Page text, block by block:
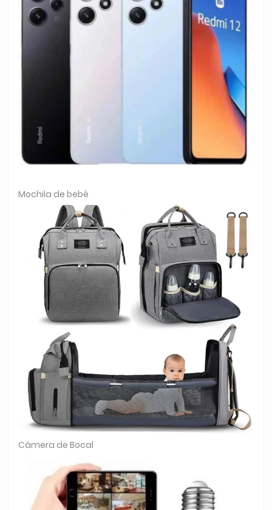
Mochila de bebê
Câmera de Bocal